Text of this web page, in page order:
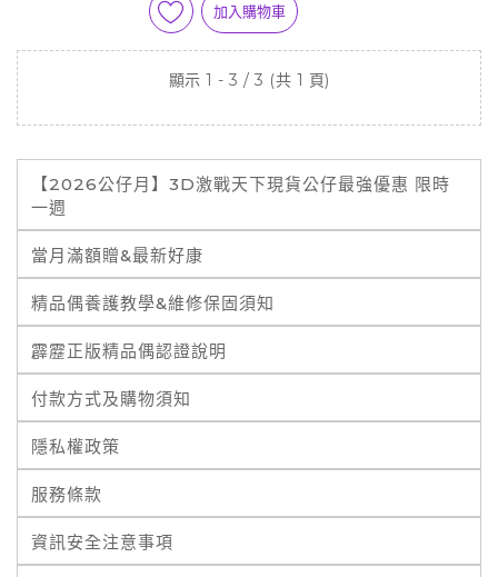
加入購物車
顯示 1 - 3 / 3 (共 1 頁)
【2026公仔月】3D激戰天下現貨公仔最強優惠 限時
一週
當月滿額贈&最新好康
精品偶養護教學&維修保固須知
霹靂正版精品偶認證說明
付款方式及購物須知
隱私權政策
服務條款
資訊安全注意事項